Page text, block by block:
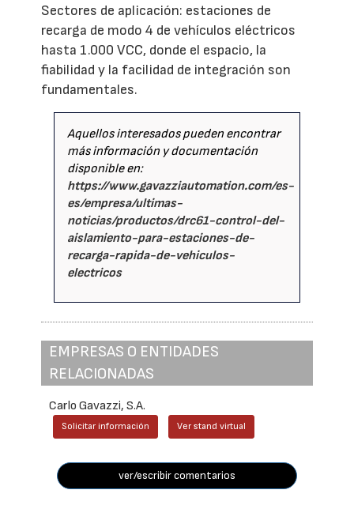
Sectores de aplicación: estaciones de
recarga de modo 4 de vehículos eléctricos
hasta 1.000 VCC, donde el espacio, la
fiabilidad y la facilidad de integración son
fundamentales.
Aquellos interesados pueden encontrar
más información y documentación
disponible en:
https://www.gavazziautomation.com/es-
es/empresa/ultimas-
noticias/productos/drc61-control-del-
aislamiento-para-estaciones-de-
recarga-rapida-de-vehiculos-
electricos
EMPRESAS O ENTIDADES
RELACIONADAS
Carlo Gavazzi, S.A.
Solicitar información Ver stand virtual
ver/escribir comentarios